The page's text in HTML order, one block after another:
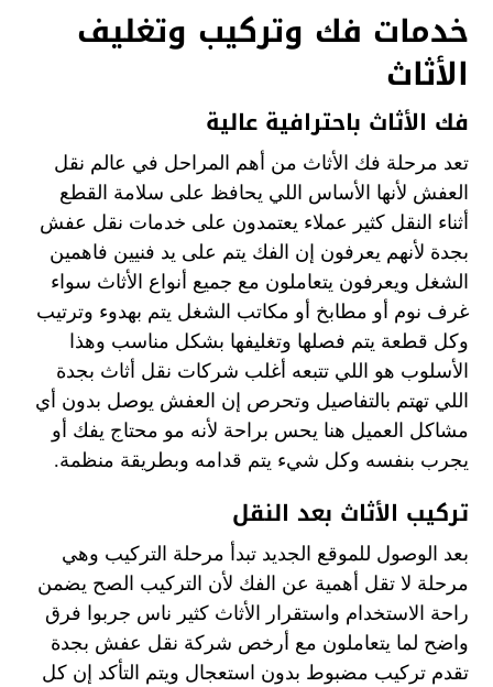
خدمات فك وتركيب وتغليف
الأثاث
فك الأثاث باحترافية عالية
تعد مرحلة فك الأثاث من أهم المراحل في عالم نقل
العفش لأنها الأساس اللي يحافظ على سلامة القطع
أثناء النقل كثير عملاء يعتمدون على خدمات نقل عفش
بجدة لأنهم يعرفون إن الفك يتم على يد فنيين فاهمين
الشغل ويعرفون يتعاملون مع جميع أنواع الأثاث سواء
غرف نوم أو مطابخ أو مكاتب الشغل يتم بهدوء وترتيب
وكل قطعة يتم فصلها وتغليفها بشكل مناسب وهذا
الأسلوب هو اللي تتبعه أغلب شركات نقل أثاث بجدة
اللي تهتم بالتفاصيل وتحرص إن العفش يوصل بدون أي
مشاكل العميل هنا يحس براحة لأنه مو محتاج يفك أو
يجرب بنفسه وكل شيء يتم قدامه وبطريقة منظمة.
تركيب الأثاث بعد النقل
بعد الوصول للموقع الجديد تبدأ مرحلة التركيب وهي
مرحلة لا تقل أهمية عن الفك لأن التركيب الصح يضمن
راحة الاستخدام واستقرار الأثاث كثير ناس جربوا فرق
واضح لما يتعاملون مع أرخص شركة نقل عفش بجدة
تقدم تركيب مضبوط بدون استعجال ويتم التأكد إن كل